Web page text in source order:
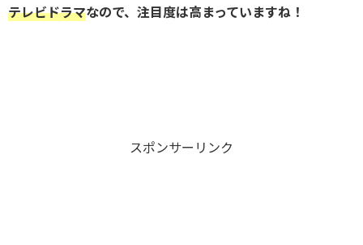
テレビドラマなので、注目度は高まっていますね！
スポンサーリンク